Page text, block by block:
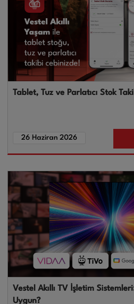
Tablet, Tuz ve Parlatıcı Stok
26 Haziran 2026
Vestel Akıllı TV İşletim
Uygun?